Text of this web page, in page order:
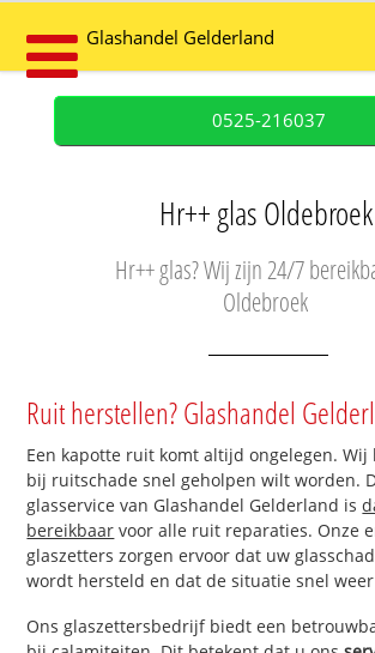
Glashandel Gelderland
0525-216037
Hr++ glas Oldebroek
Hr++ glas? Wij zijn 24/7
Oldebroek
Ruit herstellen? Glashandel
Een kapotte ruit komt altijd ongelegen.
bij ruitschade snel geholpen wilt worden.
glasservice van Glashandel Gelderland is
bereikbaar voor alle ruit reparaties. Onze
glaszetters zorgen ervoor dat uw
wordt hersteld en dat de situatie snel
Ons glaszettersbedrijf biedt een